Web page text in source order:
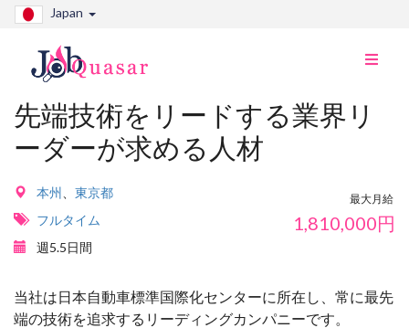
Japan
ナ
り
先端技術をリードする業界リ
ーダーが求める人材
本州
東京都
フルタイム
週5.5日間
最大月給
1,810,000円
当社は日本自動車標準国際化センターに所在し、常に最先
端の技術を追求するリーディングカンパニーです。